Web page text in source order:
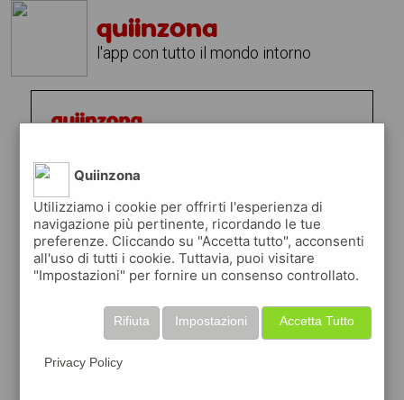
quiinzona
l'app con tutto il mondo intorno
Quiinzona
Utilizziamo i cookie per offrirti l'esperienza di
navigazione più pertinente, ricordando le tue
preferenze. Cliccando su "Accetta tutto", acconsenti
all'uso di tutti i cookie. Tuttavia, puoi visitare
"Impostazioni" per fornire un consenso controllato.
Accetta Tutto
Impostazioni
Rifiuta
Privacy Policy